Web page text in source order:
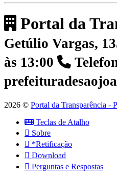
Portal da
Getúlio Vargas,
às 13:00
2026 © Portal da Transparência -
Teclas de Atalho
Sobre
*Retificação
Download
Perguntas e Respostas